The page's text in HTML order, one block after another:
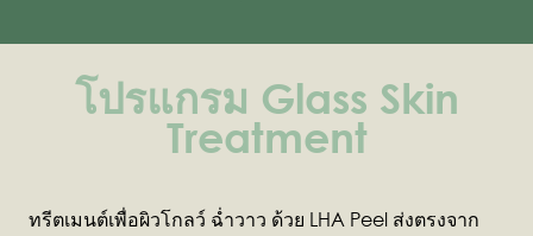
โปรแกรม Glass Skin
Treatment
ทรีตเมนต์เพื่อผิวโกลว์ ฉ่ำวาว ด้วย LHA Peel ส่งตรงจาก